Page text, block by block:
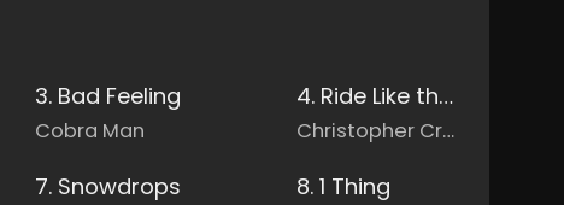
3. Bad Feeling
Cobra Man
4. Ride Like the Wind
Christopher Cross
7. Snowdrops 8. 1 Thing